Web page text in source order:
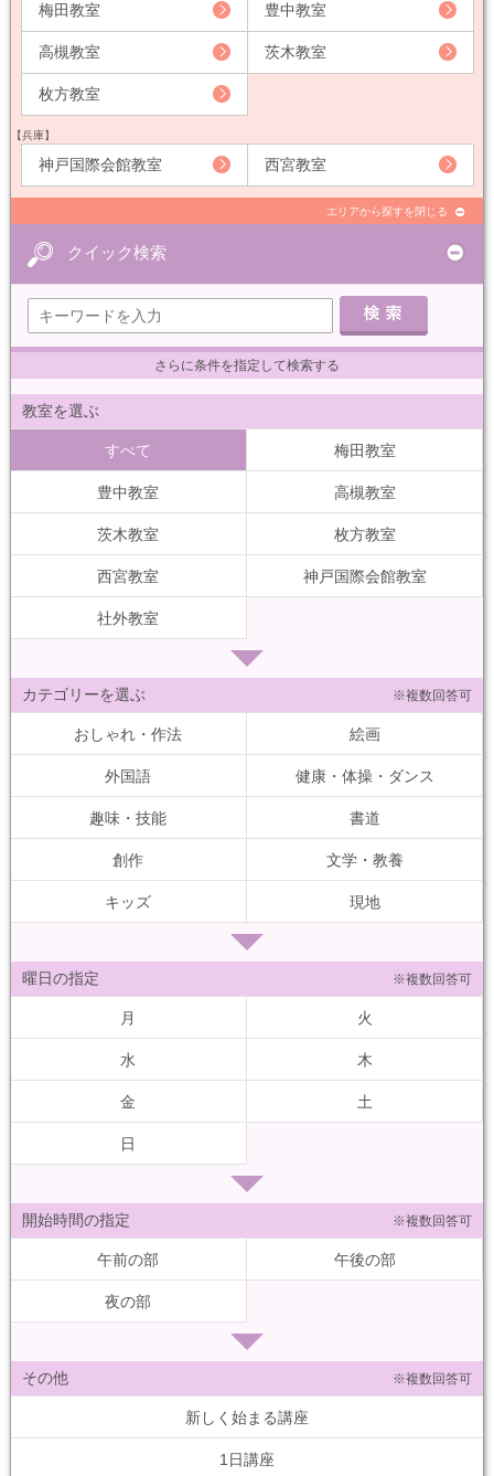
梅田教室 豊中教室
高槻教室 茨木教室
枚方教室
【兵庫】
神戸国際会館教室 西宮教室
エリアから探すを閉じる
クイック検索
さらに条件を指定して検索する
教室を選ぶ
すべて 梅田教室
豊中教室 高槻教室
茨木教室 枚方教室
西宮教室 神戸国際会館教室
社外教室
カテゴリーを選ぶ ※複数回答可
おしゃれ・作法 絵画
外国語 健康・体操・ダンス
趣味・技能 書道
創作 文学・教養
キッズ 現地
曜日の指定 ※複数回答可
月 火
水 木
金 土
日
開始時間の指定 ※複数回答可
午前の部 午後の部
夜の部
その他 ※複数回答可
新しく始まる講座
1日講座